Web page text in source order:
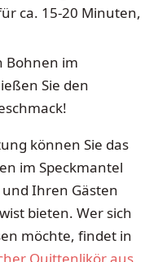
ca. 15-20 Minuten,
Bohnen im
Sie den
können Sie das
im Speckmantel
Ihren Gästen
bieten. Wer sich
möchte, findet in